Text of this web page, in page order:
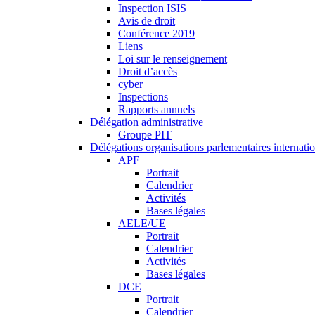
Inspection ISIS
Avis de droit
Conférence 2019
Liens
Loi sur le renseignement
Droit d’accès
cyber
Inspections
Rapports annuels
Délégation administrative
Groupe PIT
Délégations organisations parlementaires
APF
Portrait
Calendrier
Activités
Bases légales
AELE/UE
Portrait
Calendrier
Activités
Bases légales
DCE
Portrait
Calendrier